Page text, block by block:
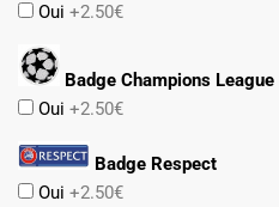
Oui +2.50€
Badge Champions League
Oui +2.50€
Badge Respect
Oui +2.50€